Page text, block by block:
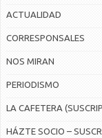
ACTUALIDAD
CORRESPONSALES
NOS MIRAN
PERIODISMO
LA CAFETERA
HÁZTE SOCIO –